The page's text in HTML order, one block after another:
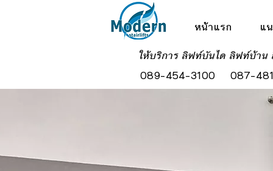
หน้าแรก
แ
ให้บริการ ลิฟท์บันได ลิฟท์บ้าน
087-
089-454-3100